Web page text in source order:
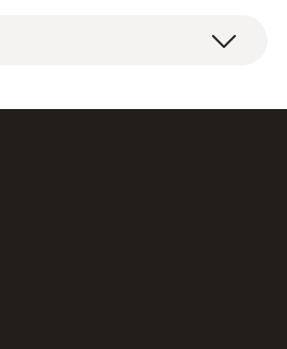
0,05%-a) (+100 ...
0,05%-a) (-40 ... 0 °C)